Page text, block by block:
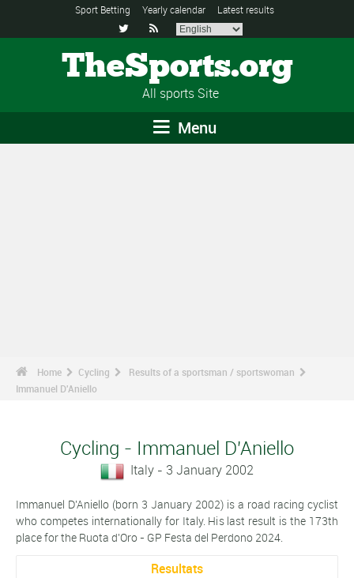
Sport Betting Yearly calendar Latest results
 
TheSports.org
All sports Site
Menu
Home Cycling
Results of a sportsman / sportswoman
Immanuel D'Aniello
Cycling - Immanuel D'Aniello
Italy - 3 January 2002
Immanuel D'Aniello (born 3 January 2002) is a road racing cyclist
who competes internationally for Italy. His last result is the 173th
place for the Ruota d'Oro - GP Festa del Perdono 2024.
Resultats